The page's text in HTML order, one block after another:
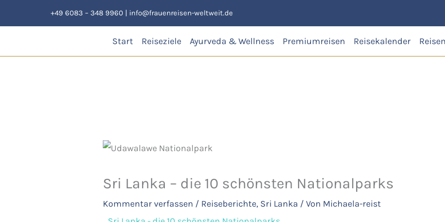
Inhalt
+49 6083 – 348 9960 | info@frauenreisen-weltweit.de
Start Reiseziele Ayurveda & Wellness Premiumreisen Reisekalender
Sri Lanka – die 10 schönsten Nationalparks
Kommentar verfassen / Reiseberichte, Sri Lanka / Von Michaela-reist